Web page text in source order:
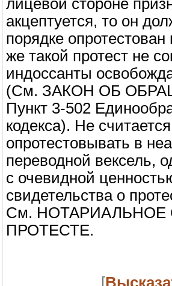
лицевой стороне
акцептуется, то он
порядке
же такой протест не
индоссанты
(См. ЗАКОН ОБ
Пункт 3-502
кодекса). Не
опротестовывать в
переводной вексель,
с очевидной
свидетельства о
См. НОТАРИАЛЬНОЕ
ПРОТЕСТЕ.
[